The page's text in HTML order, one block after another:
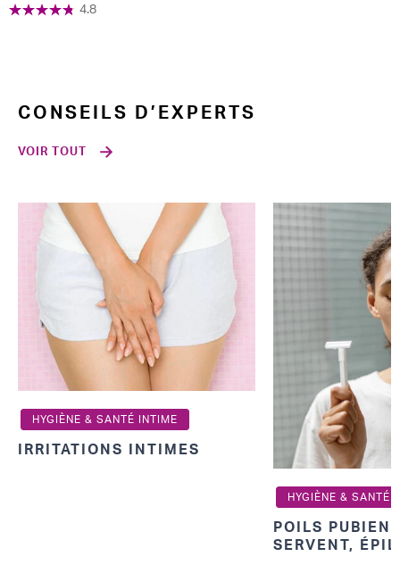
4.8
CONSEILS D’EXPERTS
VOIR TOUT
HYGIÈNE & SANTÉ INTIME
IRRITATIONS INTIMES
HYGIÈNE & SANTÉ
POILS
SERVENT,